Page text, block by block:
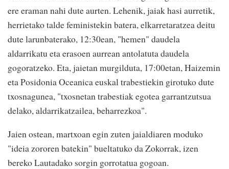
ere eraman nahi dute aurten. Lehenik, jaiak hasi aurretik,
herrietako talde feministekin batera, elkarretaratzea deitu
dute larunbaterako, 12:30ean, "hemen" daudela
aldarrikatu eta erasoen aurrean antolatuta daudela
gogoratzeko. Eta, jaietan murgilduta, 17:00etan, Haizemin
eta Posidonia Oceanica euskal trabestiekin girotuko dute
txosnagunea, "txosnetan trabestiak egotea garrantzutsua
delako, aldarrikatzailea, beharrezkoa".
Jaien ostean, martxoan egin zuten jaialdiaren moduko
"ideia zororen batekin" bueltatuko da Zokorrak, izen
bereko Lautadako sorgin gorrotatua gogoan.